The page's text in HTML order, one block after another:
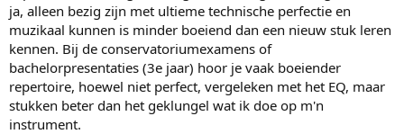
ja, alleen bezig zijn met ultieme technische perfectie en
muzikaal kunnen is minder boeiend dan een nieuw stuk leren
kennen. Bij de conservatoriumexamens of
bachelorpresentaties (3e jaar) hoor je vaak boeiender
repertoire, hoewel niet perfect, vergeleken met het EQ, maar
stukken beter dan het geklungel wat ik doe op m'n
instrument.